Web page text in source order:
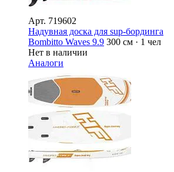
Арт. 719602
Надувная доска для sup-бординга
Bombitto Waves 9.9 300 см · 1 чел
Нет в наличии
Аналоги